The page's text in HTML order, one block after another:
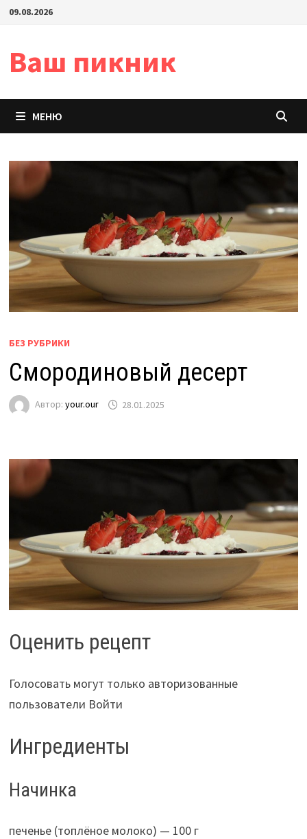
Перейти
09.08.2026
Ваш пикник
МЕНЮ
БЕЗ РУБРИКИ
Смородиновый десерт
Автор: your.our 28.01.2025
Оценить рецепт
Голосовать могут только авторизованные
пользователи Войти
Ингредиенты
Начинка
печенье (топлёное молоко) — 100 г